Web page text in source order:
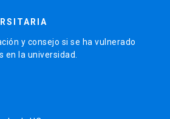
y consejo si se ha vulnerado
en la universidad.